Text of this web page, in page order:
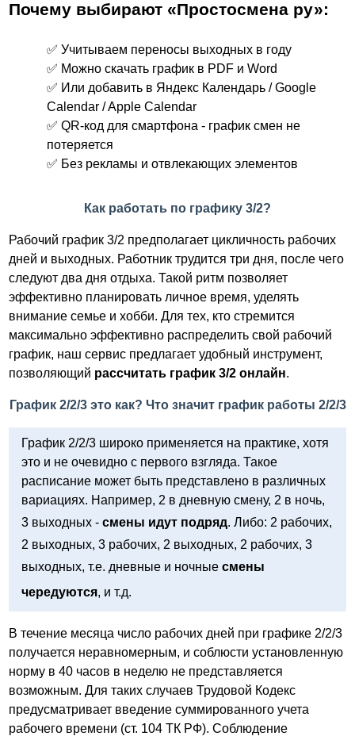
Почему выбирают «Простосмена ру»:
✅ Учитываем переносы выходных в году
✅ Можно скачать график в PDF и Word
✅ Или добавить в Яндекс Календарь / Google
Calendar / Apple Calendar
✅ QR-код для смартфона - график смен не
потеряется
✅ Без рекламы и отвлекающих элементов
Как работать по графику 3/2?
Рабочий график 3/2 предполагает цикличность рабочих
дней и выходных. Работник трудится три дня, после чего
следуют два дня отдыха. Такой ритм позволяет
эффективно планировать личное время, уделять
внимание семье и хобби. Для тех, кто стремится
максимально эффективно распределить свой рабочий
график, наш сервис предлагает удобный инструмент,
позволяющий рассчитать график 3/2 онлайн.
График 2/2/3 это как? Что значит график работы 2/2/3
График 2/2/3 широко применяется на практике, хотя
это и не очевидно с первого взгляда. Такое
расписание может быть представлено в различных
вариациях. Например, 2 в дневную смену, 2 в ночь,
3 выходных -смены идут подряд. Либо: 2 рабочих,
2 выходных, 3 рабочих, 2 выходных, 2 рабочих, 3
выходных, т.е. дневные и ночныесмены
чередуются, и т.д.
В течение месяца число рабочих дней при графике 2/2/3
получается неравномерным, и соблюсти установленную
норму в 40 часов в неделю не представляется
возможным. Для таких случаев Трудовой Кодекс
предусматривает введение суммированного учета
рабочего времени (ст. 104 ТК РФ). Соблюдение